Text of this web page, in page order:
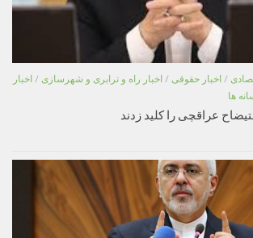
/ اخبار حقوقی / اخبار راه و ترابری و شهرسازی / اخبار
ها
عراقچی را کلید زدند